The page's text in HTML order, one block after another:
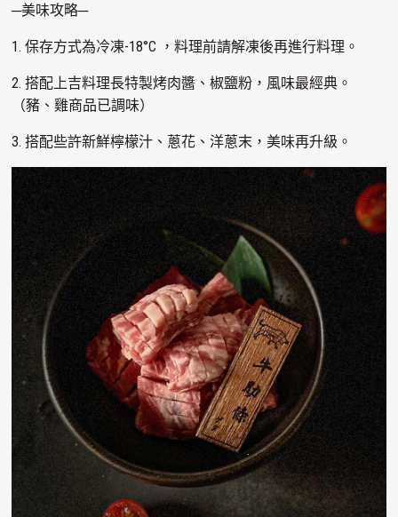
─美味攻略─
1. 保存方式為冷凍-18°C ，料理前請解凍後再進行料理。
2. 搭配上吉料理長特製烤肉醬、椒鹽粉，風味最經典。
（豬、雞商品已調味）
3. 搭配些許新鮮檸檬汁、蔥花、洋蔥末，美味再升級。